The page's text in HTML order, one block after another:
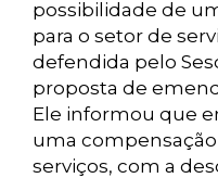
possibilidade de
para o setor de
defendida pelo
proposta de
Ele informou que
uma
serviços, com a